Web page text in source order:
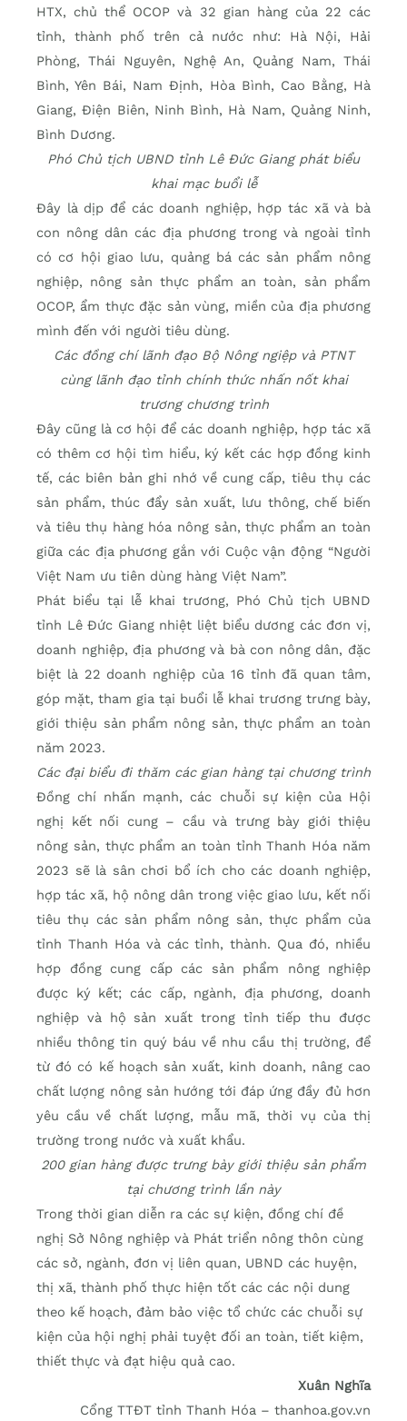
HTX, chủ thể OCOP và 32 gian hàng của 22 các
tỉnh, thành phố trên cả nước như: Hà Nội, Hải
Phòng, Thái Nguyên, Nghệ An, Quảng Nam, Thái
Bình, Yên Bái, Nam Định, Hòa Bình, Cao Bằng, Hà
Giang, Điện Biên, Ninh Bình, Hà Nam, Quảng Ninh,
Bình Dương.
Phó Chủ tịch UBND tỉnh Lê Đức Giang phát biểu
khai mạc buổi lễ
Đây là dịp để các doanh nghiệp, hợp tác xã và bà
con nông dân các địa phương trong và ngoài tỉnh
có cơ hội giao lưu, quảng bá các sản phẩm nông
nghiệp, nông sản thực phẩm an toàn, sản phẩm
OCOP, ẩm thực đặc sản vùng, miền của địa phương
mình đến với người tiêu dùng.
Các đồng chí lãnh đạo Bộ Nông ngiệp và PTNT
cùng lãnh đạo tỉnh chính thức nhấn nốt khai
trương chương trình
Đây cũng là cơ hội để các doanh nghiệp, hợp tác xã
có thêm cơ hội tìm hiểu, ký kết các hợp đồng kinh
tế, các biên bản ghi nhớ về cung cấp, tiêu thụ các
sản phẩm, thúc đẩy sản xuất, lưu thông, chế biến
và tiêu thụ hàng hóa nông sản, thực phẩm an toàn
giữa các địa phương gắn với Cuộc vận động “Người
Việt Nam ưu tiên dùng hàng Việt Nam”.
Phát biểu tại lễ khai trương, Phó Chủ tịch UBND
tỉnh Lê Đức Giang nhiệt liệt biểu dương các đơn vị,
doanh nghiệp, địa phương và bà con nông dân, đặc
biệt là 22 doanh nghiệp của 16 tỉnh đã quan tâm,
góp mặt, tham gia tại buổi lễ khai trương trưng bày,
giới thiệu sản phẩm nông sản, thực phẩm an toàn
năm 2023.
Các đại biểu đi thăm các gian hàng tại chương trình
Đồng chí nhấn mạnh, các chuỗi sự kiện của Hội
nghị kết nối cung – cầu và trưng bày giới thiệu
nông sản, thực phẩm an toàn tỉnh Thanh Hóa năm
2023 sẽ là sân chơi bổ ích cho các doanh nghiệp,
hợp tác xã, hộ nông dân trong việc giao lưu, kết nối
tiêu thụ các sản phẩm nông sản, thực phẩm của
tỉnh Thanh Hóa và các tỉnh, thành. Qua đó, nhiều
hợp đồng cung cấp các sản phẩm nông nghiệp
được ký kết; các cấp, ngành, địa phương, doanh
nghiệp và hộ sản xuất trong tỉnh tiếp thu được
nhiều thông tin quý báu về nhu cầu thị trường, để
từ đó có kế hoạch sản xuất, kinh doanh, nâng cao
chất lượng nông sản hướng tới đáp ứng đầy đủ hơn
yêu cầu về chất lượng, mẫu mã, thời vụ của thị
trường trong nước và xuất khẩu.
200 gian hàng được trưng bày giới thiệu sản phẩm
tại chương trình lần này
Trong thời gian diễn ra các sự kiện, đồng chí đề
nghị Sở Nông nghiệp và Phát triển nông thôn cùng
các sở, ngành, đơn vị liên quan, UBND các huyện,
thị xã, thành phố thực hiện tốt các các nội dung
theo kế hoạch, đảm bảo việc tổ chức các chuỗi sự
kiện của hội nghị phải tuyệt đối an toàn, tiết kiệm,
thiết thực và đạt hiệu quả cao.
Xuân Nghĩa
Cổng TTĐT tỉnh Thanh Hóa – thanhoa.gov.vn